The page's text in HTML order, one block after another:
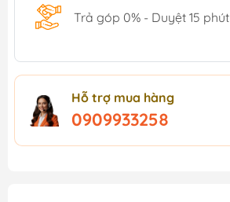
Trả góp 0% - Duyệt 15 phút
Hỗ trợ mua hàng
0909933258